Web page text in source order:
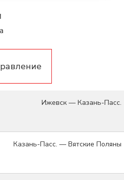
Ижевск — Казань-Пасс.
Казань-Пасс. — Вятские Поляны